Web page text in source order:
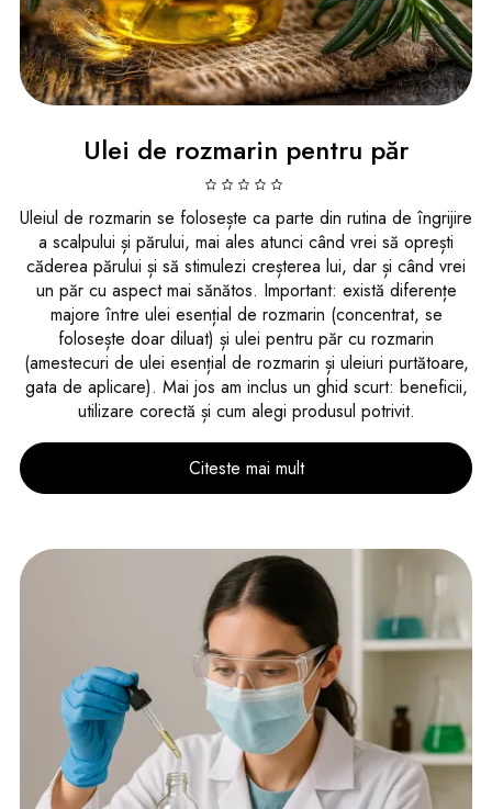
Ulei de rozmarin pentru păr
Uleiul de rozmarin se folosește ca parte din rutina de îngrijire
a scalpului și părului, mai ales atunci când vrei să oprești
căderea părului și să stimulezi creșterea lui, dar și când vrei
un păr cu aspect mai sănătos. Important: există diferențe
majore între ulei esențial de rozmarin (concentrat, se
folosește doar diluat) și ulei pentru păr cu rozmarin
(amestecuri de ulei esențial de rozmarin și uleiuri purtătoare,
gata de aplicare). Mai jos am inclus un ghid scurt: beneficii,
utilizare corectă și cum alegi produsul potrivit.
Citeste mai mult